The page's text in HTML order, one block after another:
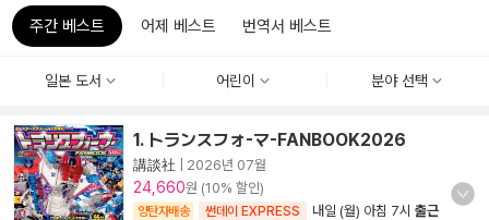
주간 베스트 어제 베스트 번역서 베스트
일본 도서 어린이 분야 선택
1. トランスフォ-マ-FANBOOK2026
講談社 2026년 07월
24,660원 (10% 할인)
양탄자배송 썬데이 EXPRESS 내일 (월) 아침 7시 출근